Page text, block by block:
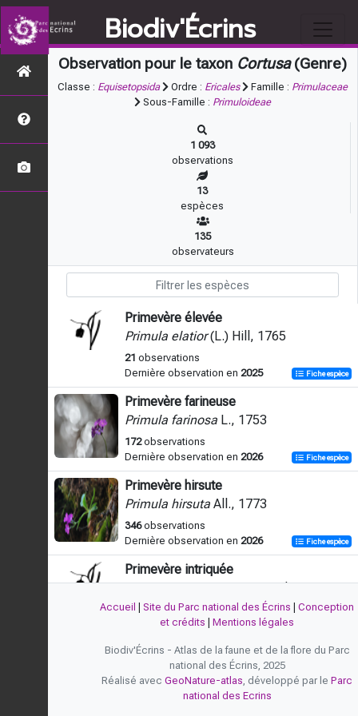
Biodiv'Écrins
Observation pour le taxon Cortusa(Genre)
Classe : Equisetopsida Ordre : Ericales Famille : Primulaceae
Sous-Famille : Primuloideae
1 093
observations
13
espèces
135
observateurs
Primevère élevée
Primula elatior(L.) Hill, 1765
21 observations
Dernière observation en 2025 Fiche espèce
Primevère farineuse
Primula farinosa L., 1753
172observations
Dernière observation en 2026 Fiche espèce
Primevère hirsute
Primula hirsuta All., 1773
346observations
Dernière observation en 2026 Fiche espèce
Primevère intriquée
Primula intricataGren. & Godr., 1853
1observation
Dernière observation en2007
Primevère à fleurs nombreuses
PrimulaxpolyanthaMill., 1768
observations
Accueil Site du Parc national des Écrins
Conception
et crédits
Mentions légales
Biodiv'Écrins - Atlas de la faune et de la flore du Parc
national des Écrins, 2025
Réalisé avec GeoNature-atlas, développé par le Parc
national des Ecrins